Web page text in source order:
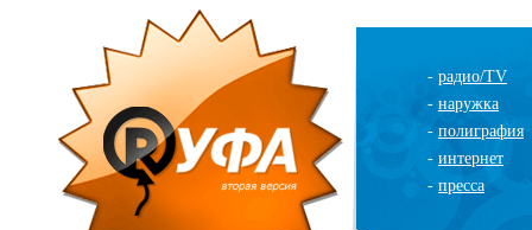
- радио/TV
- наружка
- полиграфия
- интернет
- пресса